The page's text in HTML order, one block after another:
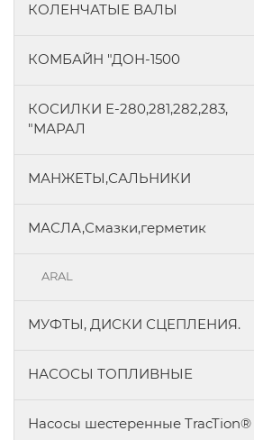
КОЛЕНЧАТЫЕ ВАЛЫ
КОМБАЙН "ДОН-1500
КОСИЛКИ Е-280,281,282,283,
"МАРАЛ
МАНЖЕТЫ,САЛЬНИКИ
МАСЛА,Смазки,герметик
ARAL
МУФТЫ, ДИСКИ СЦЕПЛЕНИЯ.
НАСОСЫ ТОПЛИВНЫЕ
Насосы шестеренные TracTion®